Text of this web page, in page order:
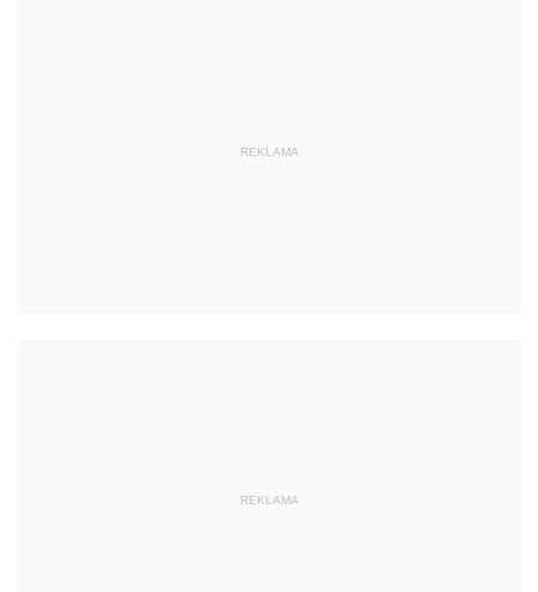
REKLAMA
REKLAMA